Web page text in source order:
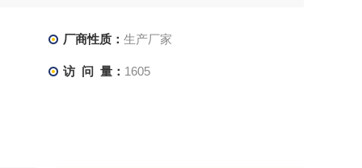
厂商性质： 生产厂家
访 问 量： 1605